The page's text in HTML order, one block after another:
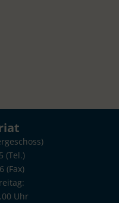
(Tel.)
(Fax)
Uhr